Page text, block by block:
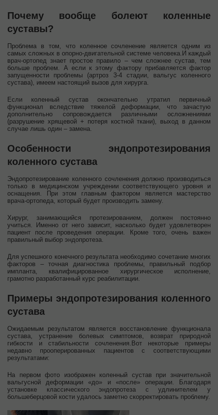
Почему вообще болеют коленные
суставы?
Проблема в том, что коленное сочленение является одним из
самых сложных в опорно-двигательной системе человека.И каждый
врач-ортопед знает простое правило – чем сложнее сустав, тем
больше проблем. А если к этому фактору прибавляется фактор
запущенности проблемы (артроз 3-4 стадии, вальгус коленного
сустава), имеем настоящий вызов для хирурга.
Если коленный сустав окончательно утратил первичный
функционал вследствие тяжелой деформации, что зачастую
дополнительно сопровождается различными осложнениями
(разрушение хрящевой + потеря костной ткани), выход в данном
случае лишь один – замена.
Особенности эндопротезирования
коленного сустава
Эндопротезирование коленного сочленения должно производиться
только в медицинском учреждении соответствующего уровня и
оснащения. При этом главным фактором является мастерство
врача-ортопеда, который будет производить замену.
Хирург, занимающийся протезированием, должен постоянно
учиться. Именно от него зависит, насколько будет удовлетворен
пациент после проведения операции. Кроме того, очень важен
правильный выбор эндопротеза.
Для успешного конечного результата необходимо сочетание многих
факторов – точная диагностика проблемы, правильный подбор
импланта, квалифицированное хирургическое исполнение,
грамотно разработанный курс реабилитации.
Примеры эндопротезирования коленного
сустава
Ожидаемым результатом является восстановление функционала
сустава, устранение болевых симптомов, возврат природной
гибкости и стабильности сочленения.Вот некоторые примеры
недавно прооперированных пациентов с соответствующими
результатами:
На первом фото изображен коленный сустав при значительной
вальгусной деформации «до» и «после» операции. Благодаря
установке классического эндопротеза с удлинителем у
большеберцовой кости удалось заметно скорректировать проблему.